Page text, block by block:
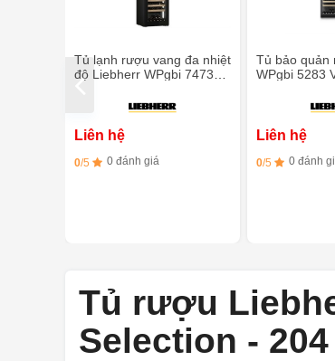
Tủ lạnh rượu vang đa nhiệt
độ Liebherr WPgbi 7473
Liên hệ
0/5 0 đánh giá
Tủ bảo quản
WPgbi 5283
Liên hệ
0/5 0 đánh
Tủ rượu
Selection -